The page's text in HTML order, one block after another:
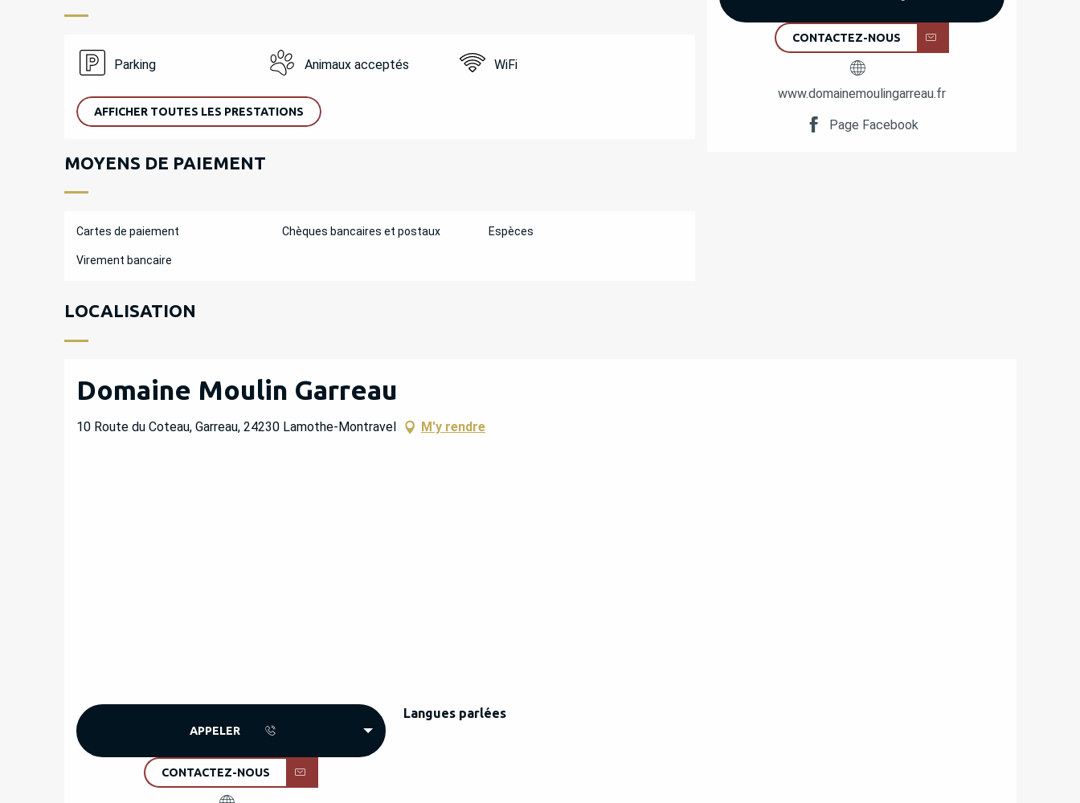
CONTACTEZ-NOUS
www.domainemoulingarreau.fr
Page Facebook
Parking Animaux acceptés WiFi
AFFICHER TOUTES LES PRESTATIONS
MOYENS DE PAIEMENT
Cartes de paiement Chèques bancaires et postaux Espèces
Virement bancaire
LOCALISATION
Domaine Moulin Garreau
10 Route du Coteau, Garreau, 24230 Lamothe-Montravel M'y rendre
APPELER
CONTACTEZ-NOUS
Langues parlées
Langues parlées